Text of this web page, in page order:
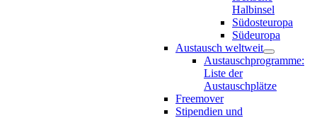
Halbinsel
Südosteuropa
Südeuropa
Austausch weltweit
Austauschprogramme:
Liste der
Austauschplätze
Freemover
Stipendien und